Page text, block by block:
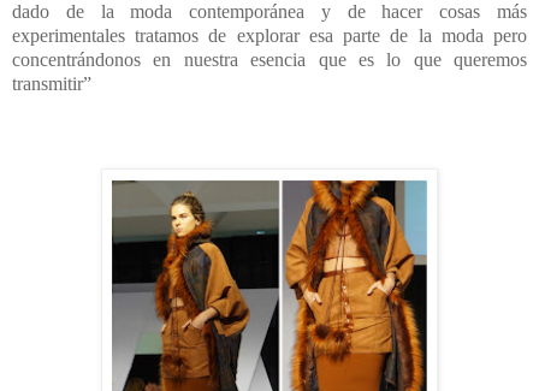
dado de la moda contemporánea y de hacer cosas más
experimentales tratamos de explorar esa parte de la moda pero
concentrándonos en nuestra esencia que es lo que queremos
transmitir”